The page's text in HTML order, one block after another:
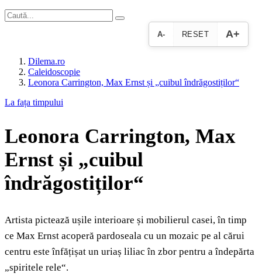
A- RESET A+
Dilema.ro
Caleidoscopie
Leonora Carrington, Max Ernst și „cuibul îndrăgostiților“
La fața timpului
Leonora Carrington, Max
Ernst și „cuibul
îndrăgostiților“
Artista pictează ușile interioare și mobilierul casei, în timp
ce Max Ernst acoperă pardoseala cu un mozaic pe al cărui
centru este înfățișat un uriaș liliac în zbor pentru a îndepărta
„spiritele rele“.